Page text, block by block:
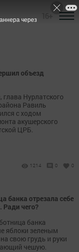
объезд
глава Нурлатского
Равиль
с ходом
акушерского
ЦРБ.
1214 0 0
банка отрезала себе
Ради чего?
банка
яблоки зеленым
свою грудь и руки
чешую.
через